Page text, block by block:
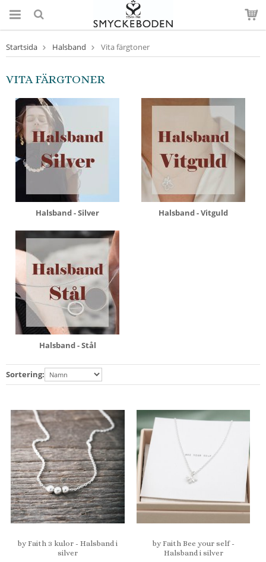
Startsida Halsband Vita färgtoner
VITA FÄRGTONER
Halsband - Silver Halsband - Vitguld
Halsband - Stål
Sortering:
by Faith 3 kulor - Halsband i
silver
by Faith Bee your self -
Halsband i silver